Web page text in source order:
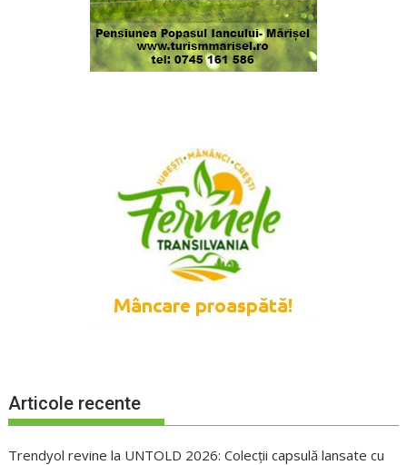
Articole recente
Trendyol revine la UNTOLD 2026: Colecții capsulă lansate cu